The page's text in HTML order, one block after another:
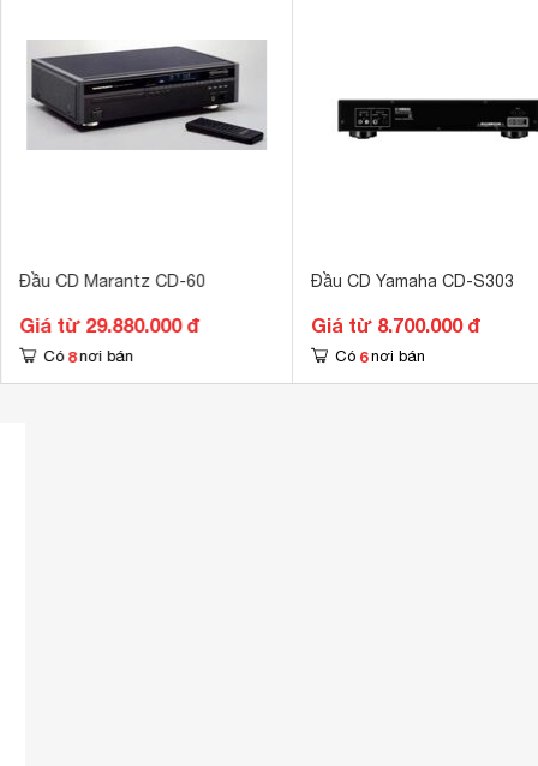
Đầu CD Marantz CD-60
Giá từ 29.880.000 đ
Có 8 nơi bán
Đầu CD Yamaha CD-S303
Giá từ 8.700.000 đ
Có 6 nơi bán